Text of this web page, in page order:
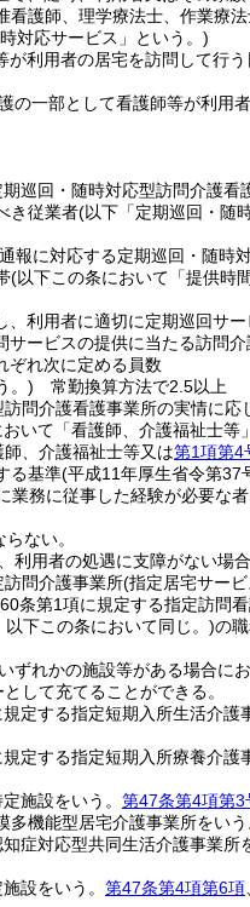
看護師、理学療法士、作業療
対応サービス」という。)
利用者の居宅を訪問して行
一部として看護師等が利用
巡回・随時対応型訪問介護看
き従業者(以下「定期巡回・随
報に対応する定期巡回・随時
(以下この条において「提供時
利用者に適切に定期巡回サ
ービスの提供に当たる訪問
れ次に定める員数
。) 常勤換算方法で2.5以上
問介護看護事業所の実情に応
いて「看護師、介護福祉士等
、介護福祉士等又は第1項第4
る基準(平成11年厚生省令第37
業務に従事した経験が必要な
ない。
利用者の処遇に支障がない場
問介護事業所(指定居宅サー
条第1項に規定する指定訪問
下この条において同じ。)の
れかの施設等がある場合に
して充てることができる。
定する指定短期入所生活介護
定する指定短期入所療養介護
施設をいう。 第47条第4項第3
多機能型居宅介護事業所をいう
症対応型共同生活介護事業所
設をいう。 第47条第4項第6項